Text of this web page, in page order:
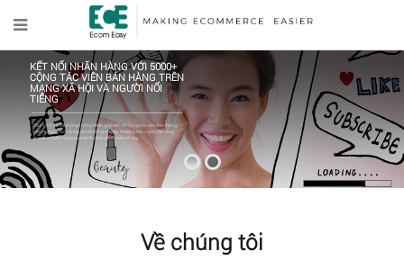
KẾT NỐI NHÃN HÀNG VỚI 5000+
CỘNG TÁC VIÊN BÁN HÀNG TRÊN
MẠNG XÃ HỘI VÀ NGƯỜI NỔI
TIẾNG
Chúng tôi có hệ thống thông minh giúp kết nối Cộng tác viên bán hàng
trên mạng xã hội và người nổi tiếng với các thương hiệu uy tín để tăng
doanh số bán hàng qua kênh phân phối mới mẻ này.
Về chúng tôi